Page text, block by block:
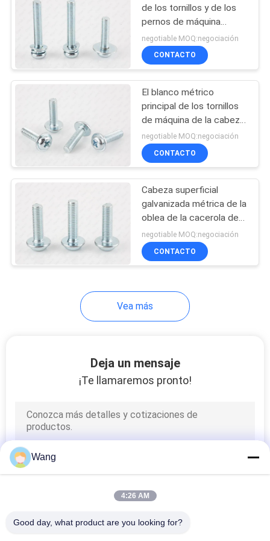
de los tornillos y de los
pernos de máquina
Phillips de la cabeza de
la cacerola M6
negotiable MOQ:negociación
CONTACTO
El blanco métrico
principal de los tornillos
de máquina de la cabeza
del braguero de la oblea
galvanizó la cruz
ahuecada
negotiable MOQ:negociación
CONTACTO
Cabeza superficial
galvanizada métrica de la
oblea de la cacerola de
los tornillos de máquina
de la impulsión cruzada
negotiable MOQ:negociación
CONTACTO
Vea más
Deja un mensaje
¡Te llamaremos pronto!
Wang
4:26 AM
Good day, what product are you looking for?